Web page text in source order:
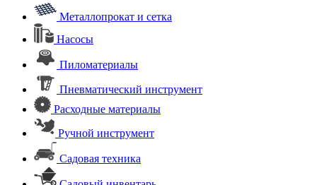
Металлопрокат и сетка
Насосы
Пиломатериалы
Пневматический инструмент
Расходные материалы
Ручной инструмент
Садовая техника